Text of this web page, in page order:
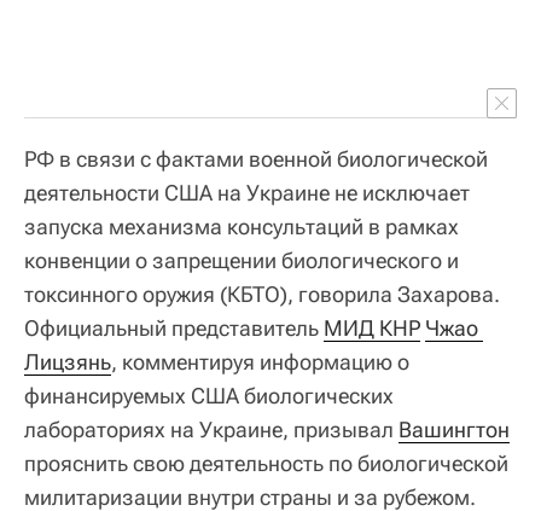
РФ в связи с фактами военной биологической
деятельности США на Украине не исключает
запуска механизма консультаций в рамках
конвенции о запрещении биологического и
токсинного оружия (КБТО), говорила Захарова.
Официальный представитель МИД КНР Чжао
Лицзянь, комментируя информацию о
финансируемых США биологических
лабораториях на Украине, призывал Вашингтон
прояснить свою деятельность по биологической
милитаризации внутри страны и за рубежом.